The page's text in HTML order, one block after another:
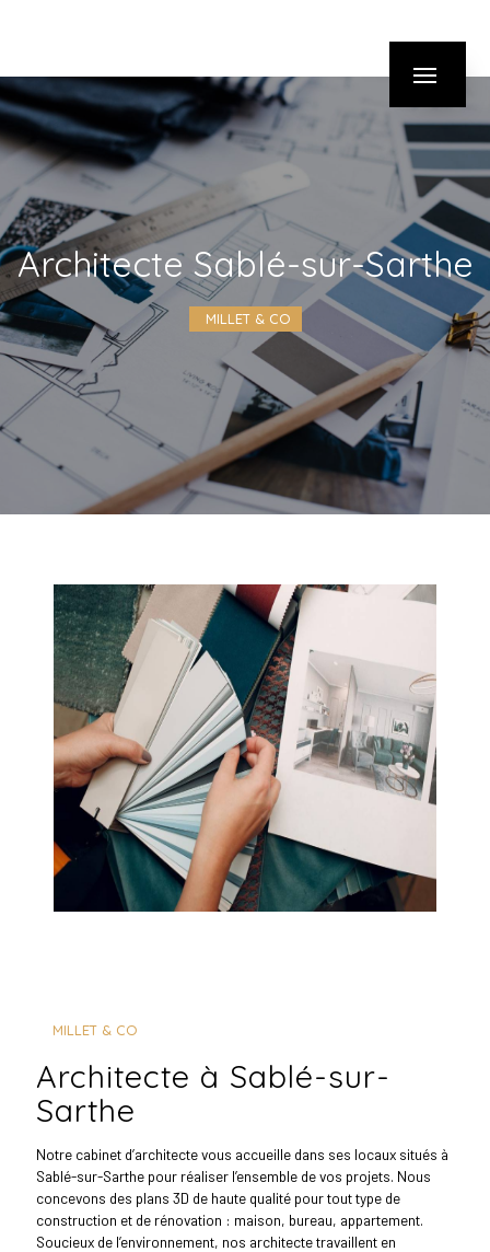
architecte Sablé-sur-Sarthe
MILLET & CO
MILLET & CO
architecte à Sablé-sur-
Sarthe
Notre cabinet d’architecte vous accueille dans ses locaux situés à
Sablé-sur-Sarthe pour réaliser l’ensemble de vos projets. Nous
concevons des plans 3D de haute qualité pour tout type de
construction et de rénovation : maison, bureau, appartement.
Soucieux de l’environnement, nos architecte travaillent en